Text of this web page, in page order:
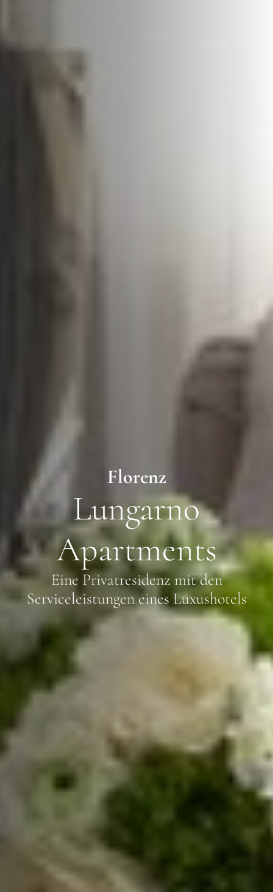
Florenz
Lungarno
Apartments
Eine Privatresidenz mit den
Serviceleistungen eines Luxushotels